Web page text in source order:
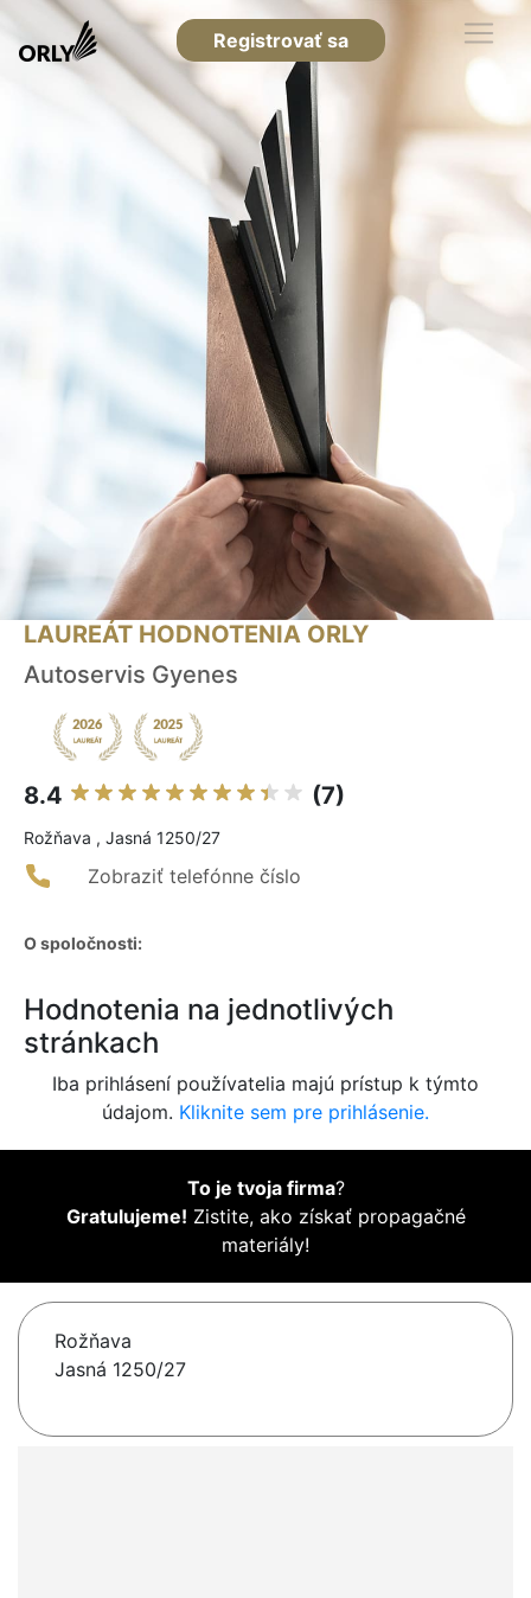
Registrovať sa
LAUREÁT HODNOTENIA ORLY
Autoservis Gyenes
8.4 (7)
Rožňava , Jasná 1250/27
Zobraziť telefónne číslo
O spoločnosti:
Hodnotenia na jednotlivých
stránkach
Iba prihlásení používatelia majú prístup k týmto
údajom. Kliknite sem pre prihlásenie.
To je tvoja firma?
Gratulujeme! Zistite, ako získať propagačné
materiály!
Rožňava
Jasná 1250/27